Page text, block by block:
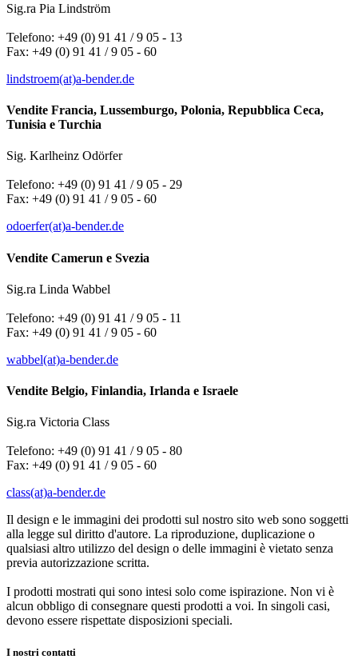
Sig.ra Pia Lindström
Telefono: +49 (0) 91 41 / 9 05 - 13
Fax: +49 (0) 91 41 / 9 05 - 60
lindstroem(at)a-bender.de
Vendite Francia, Lussemburgo, Polonia, Repubblica Ceca,
Tunisia e Turchia
Sig. Karlheinz Odörfer
Telefono: +49 (0) 91 41 / 9 05 - 29
Fax: +49 (0) 91 41 / 9 05 - 60
odoerfer(at)a-bender.de
Vendite Camerun e Svezia
Sig.ra Linda Wabbel
Telefono: +49 (0) 91 41 / 9 05 - 11
Fax: +49 (0) 91 41 / 9 05 - 60
wabbel(at)a-bender.de
Vendite Belgio, Finlandia, Irlanda e Israele
Sig.ra Victoria Class
Telefono: +49 (0) 91 41 / 9 05 - 80
Fax: +49 (0) 91 41 / 9 05 - 60
class(at)a-bender.de
Il design e le immagini dei prodotti sul nostro sito web sono soggetti
alla legge sul diritto d'autore. La riproduzione, duplicazione o
qualsiasi altro utilizzo del design o delle immagini è vietato senza
previa autorizzazione scritta.
I prodotti mostrati qui sono intesi solo come ispirazione. Non vi è
alcun obbligo di consegnare questi prodotti a voi. In singoli casi,
devono essere rispettate disposizioni speciali.
I nostri contatti